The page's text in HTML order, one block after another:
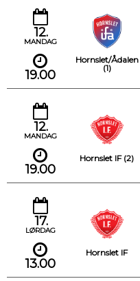
12.
MANDAG
19.00
Hornslet/Ådalen
(1)
12.
MANDAG
19.00
Hornslet IF (2)
17.
LØRDAG
13.00
Hornslet IF